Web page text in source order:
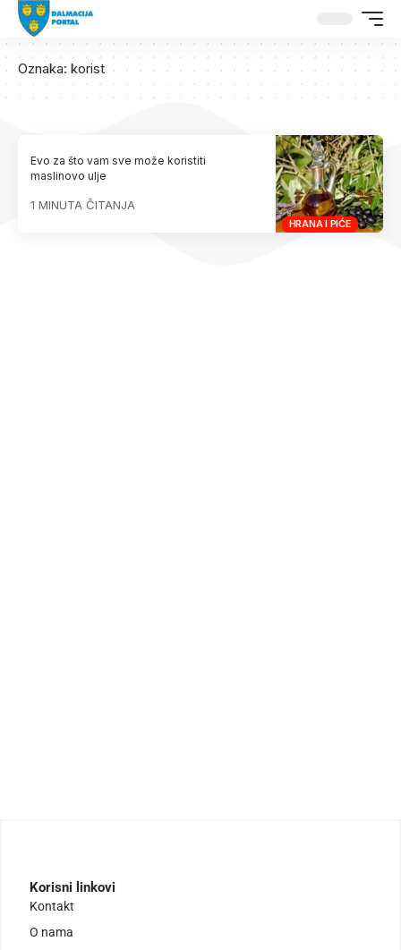
Oznaka: korist
HRANA I PIĆE
Evo za što vam sve može koristiti
maslinovo ulje
1 MINUTA ČITANJA
Korisni linkovi
Kontakt
O nama